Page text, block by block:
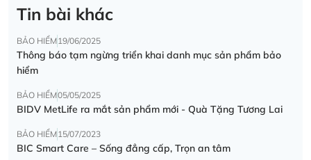
Tin bài khác
BẢO HIỂM19/06/2025
Thông báo tạm ngừng triển khai danh mục sản phẩm bảo
hiểm
BẢO HIỂM05/05/2025
BIDV MetLife ra mắt sản phẩm mới - Quà Tặng Tương Lai
BẢO HIỂM15/07/2023
BIC Smart Care – Sống đẳng cấp, Trọn an tâm